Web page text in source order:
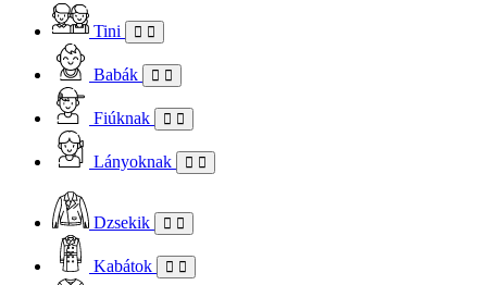
Tini
Babák
Fiúknak
Lányoknak
Dzsekik
Kabátok